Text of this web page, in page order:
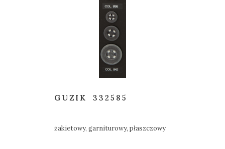
GUZIK 332585
żakietowy, garniturowy, płaszczowy